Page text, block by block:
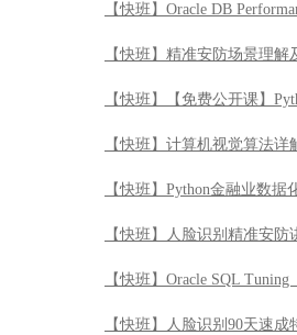
【快班】Oracle DB
【快班】精准安防场景理解
【快班】【免费公开课】
【快班】计算机视觉算法详
【快班】Python金融业数据
【快班】人脸识别精准安防
【快班】Oracle SQL Tuning
【快班】人脸识别90天速成